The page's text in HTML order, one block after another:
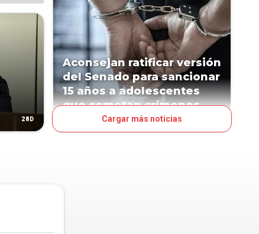
28D
Aconsejan ratificar versión
del Senado para sancionar
15 años a adolescentes
que cometan crímenes
Cargar más noticias